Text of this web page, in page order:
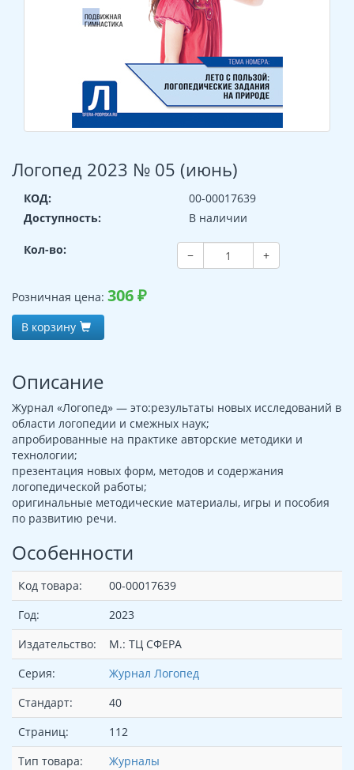
Логопед 2023 № 05 (июнь)
КОД:
00-00017639
Доступность:
В наличии
Кол-во: − +
Розничная цена: 306₽
В корзину
Описание
Журнал «Логопед» — это:результаты новых исследований в
области логопедии и смежных наук;
апробированные на практике авторские методики и
технологии;
презентация новых форм, методов и содержания
логопедической работы;
оригинальные методические материалы, игры и пособия
по развитию речи.
Особенности
Код товара:
00-00017639
Год:
2023
Издательство:
М.: ТЦ СФЕРА
Серия:
Журнал Логопед
Стандарт:
40
Страниц:
112
Тип товара:
Журналы